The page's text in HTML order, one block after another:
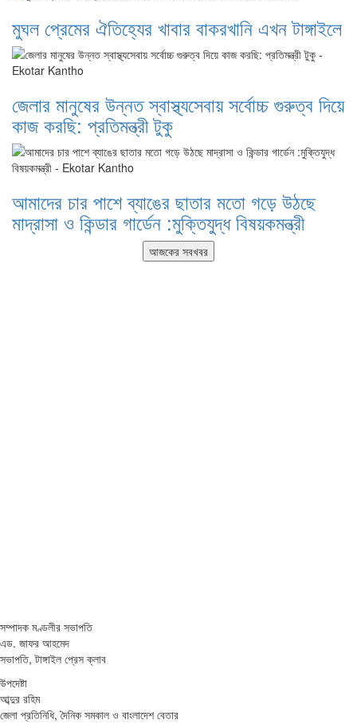
মুঘল প্রেমের ঐতিহ্যের খাবার বাকরখানি এখন টাঙ্গাইলে
জেলার মানুষের উন্নত স্বাস্থ্যসেবায় সর্বোচ্চ গুরুত্ব দিয়ে
কাজ করছি: প্রতিমন্ত্রী টুকু
আমাদের চার পাশে ব্যাঙের ছাতার মতো গড়ে উঠছে
মাদ্রাসা ও কিন্ডার গার্ডেন :মুক্তিযুদ্ধ বিষয়কমন্ত্রী
সম্পাদক মণ্ডলীর সভাপতি
এড. জাফর আহমেদ
সভাপতি, টাঙ্গাইল প্রেস ক্লাব
উপদেষ্টা
আব্দুর রহিম
জেলা প্রতিনিধি, দৈনিক সমকাল ও বাংলাদেশ বেতার